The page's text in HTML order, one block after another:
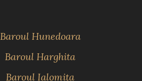
Baroul Hunedoara
Baroul Harghita
Baroul Ialomiţa